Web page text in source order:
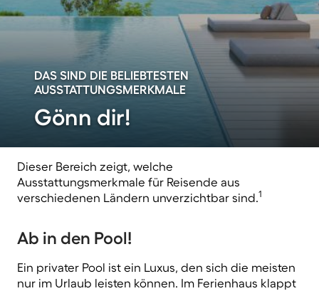
DAS SIND DIE BELIEBTESTEN
AUSSTATTUNGSMERKMALE
Gönn dir!
Dieser Bereich zeigt, welche
Ausstattungsmerkmale für Reisende aus
verschiedenen Ländern unverzichtbar sind. 1
Ab in den Pool!
Ein privater Pool ist ein Luxus, den sich die meisten
nur im Urlaub leisten können. Im Ferienhaus klappt